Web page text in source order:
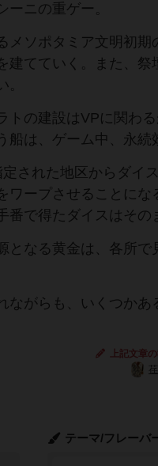
ーニの重ゲー。
メソポタミア文明初
建てていく。また、
トの建設はVPに関わ
船は、ゲーム中、永続
された地区からダイ
ワープさせることに
番で得たダイスはその
となる黄金は、各所
ながらも、いくつか
上記文章
テーマ/フレーバ